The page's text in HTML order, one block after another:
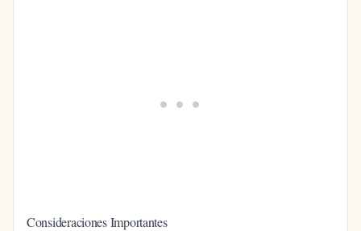
Consideraciones Importantes